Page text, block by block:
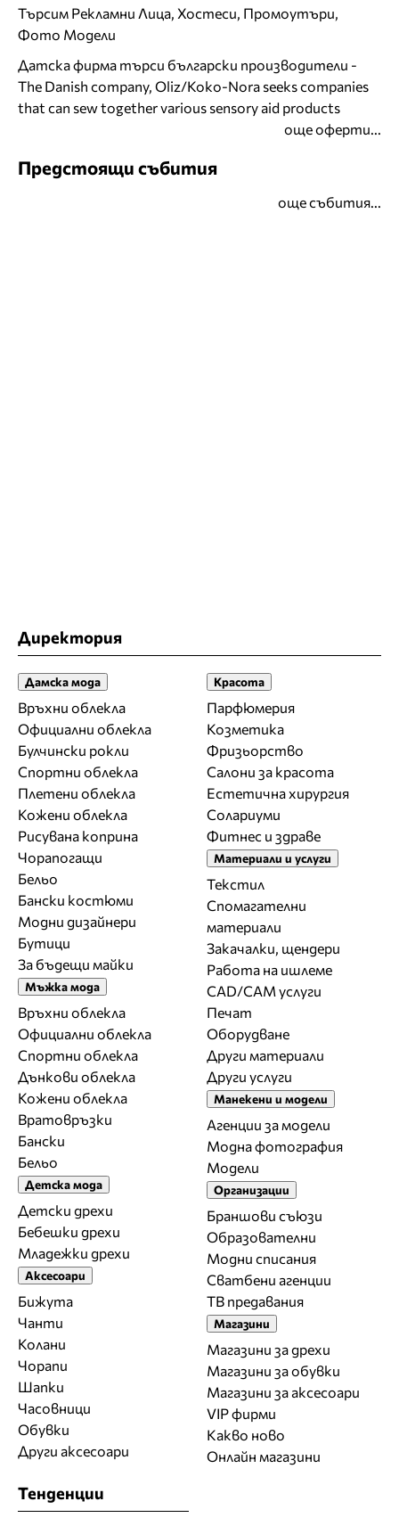
Търсим Рекламни Лица, Хостеси, Промоутъри,
Фото Модели
Датска фирма търси български производители -
The Danish company, Oliz/Koko-Nora seeks companies
that can sew together various sensory aid products
още оферти...
Предстоящи събития
още събития...
Директория
Дамска мода
Връхни облекла
Официални облекла
Булчински рокли
Спортни облекла
Плетени облекла
Кожени облекла
Рисувана коприна
Чорапогащи
Бельо
Бански костюми
Модни дизайнери
Бутици
За бъдещи майки
Мъжка мода
Връхни облекла
Официални облекла
Спортни облекла
Дънкови облекла
Кожени облекла
Вратовръзки
Бански
Бельо
Детска мода
Детски дрехи
Бебешки дрехи
Младежки дрехи
Аксесоари
Бижута
Чанти
Колани
Чорапи
Шапки
Часовници
Обувки
Други аксесоари
Красота
Парфюмерия
Козметика
Фризьорство
Салони за красота
Естетична хирургия
Солариуми
Фитнес и здраве
Материали и услуги
Текстил
Спомагателни
материали
Закачалки, щендери
Работа на ишлеме
CAD/CAM услуги
Печат
Оборудване
Други материали
Други услуги
Манекени и модели
Агенции за модели
Модна фотография
Модели
Организации
Браншови съюзи
Образователни
Модни списания
Сватбени агенции
ТВ предавания
Магазини
Магазини за дрехи
Магазини за обувки
Магазини за aксесоари
VIP фирми
Какво ново
Онлайн магазини
Тенденции